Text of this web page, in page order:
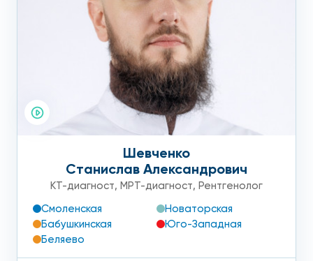
Шевченко
Станислав Александрович
КТ-диагност, МРТ-диагност, Рентгенолог
Смоленская
Новаторская
Бабушкинская
Юго-Западная
Беляево